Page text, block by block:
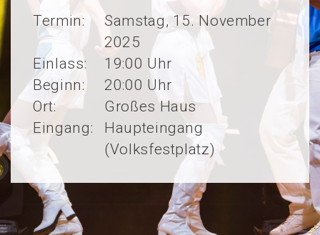
Termin:
Samstag, 15. November
2025
Einlass:
19:00 Uhr
Beginn:
20:00 Uhr
Ort:
Großes Haus
Eingang:
Haupteingang
(Volksfestplatz)